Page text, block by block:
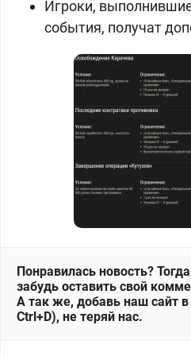
Игроки,
события, получат
Понравилась новость?
забудь оставить свой
А так же, добавь наш сайт
Ctrl+D), не теряй нас.